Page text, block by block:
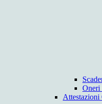
Oneri
Attestazioni